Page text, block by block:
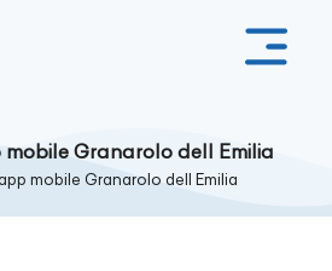
Granarolo dell Emilia
mobile Granarolo dell Emilia